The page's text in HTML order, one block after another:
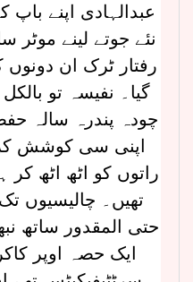
عبدالہادی اپنے
نئے جوتے لینے موٹر
رفتار ٹرک ان
گیا۔ نفیسہ تو
چودہ پندرہ سالہ
اپنی سی کوشش
راتوں کو اٹھ اٹھ کر
تھیں۔ چالیسیوں
حتی المقدور ساتھ
ایک حصہ اوپر